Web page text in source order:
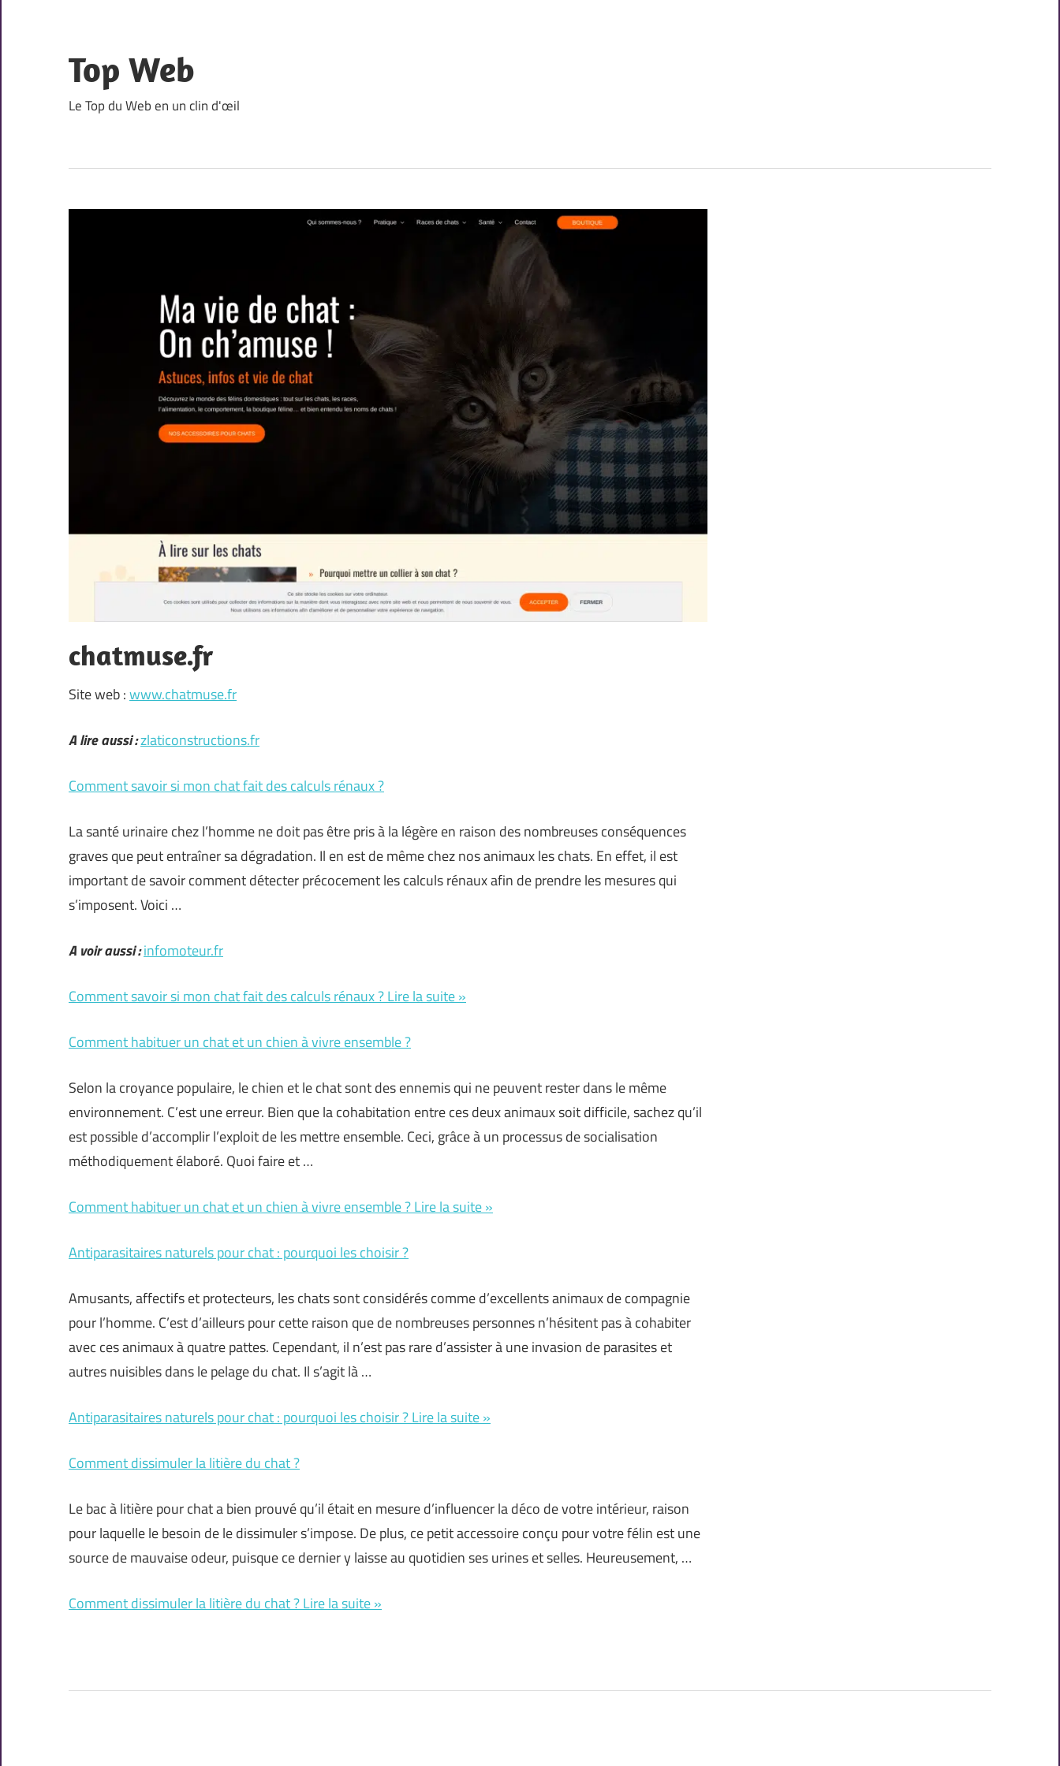
content
Top Web
Le Top du Web en un clin d'œil
chatmuse.fr
Site web :www.chatmuse.fr
A lire aussi :zlaticonstructions.fr
Comment savoir si mon chat fait des calculs rénaux ?
La santé urinaire chez l’homme ne doit pas être pris à la légère en raison des nombreuses conséquences
graves que peut entraîner sa dégradation. Il en est de même chez nos animaux les chats. En effet, il est
important de savoir comment détecter précocement les calculs rénaux afin de prendre les mesures qui
s’imposent. Voici …
A voir aussi :infomoteur.fr
Comment savoir si mon chat fait des calculs rénaux ? Lire la suite »
Comment habituer un chat et un chien à vivre ensemble ?
Selon la croyance populaire, le chien et le chat sont des ennemis qui ne peuvent rester dans le même
environnement. C’est une erreur. Bien que la cohabitation entre ces deux animaux soit difficile, sachez qu’il
est possible d’accomplir l’exploit de les mettre ensemble. Ceci, grâce à un processus de socialisation
méthodiquement élaboré. Quoi faire et …
Comment habituer un chat et un chien à vivre ensemble ? Lire la suite »
Antiparasitaires naturels pour chat : pourquoi les choisir ?
Amusants, affectifs et protecteurs, les chats sont considérés comme d’excellents animaux de compagnie
pour l’homme. C’est d’ailleurs pour cette raison que de nombreuses personnes n’hésitent pas à cohabiter
avec ces animaux à quatre pattes. Cependant, il n’est pas rare d’assister à une invasion de parasites et
autres nuisibles dans le pelage du chat. Il s’agit là …
Antiparasitaires naturels pour chat : pourquoi les choisir ? Lire la suite »
Comment dissimuler la litière du chat ?
Le bac à litière pour chat a bien prouvé qu’il était en mesure d’influencer la déco de votre intérieur, raison
pour laquelle le besoin de le dissimuler s’impose. De plus, ce petit accessoire conçu pour votre félin est une
source de mauvaise odeur, puisque ce dernier y laisse au quotidien ses urines et selles. Heureusement, …
Comment dissimuler la litière du chat ? Lire la suite »